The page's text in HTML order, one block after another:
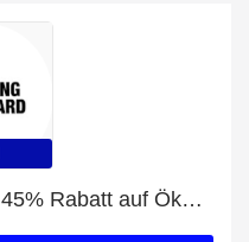
Produktangebote – bis zu 45% Rabatt auf Ökologische Abschminkpads - Nachfüllpack